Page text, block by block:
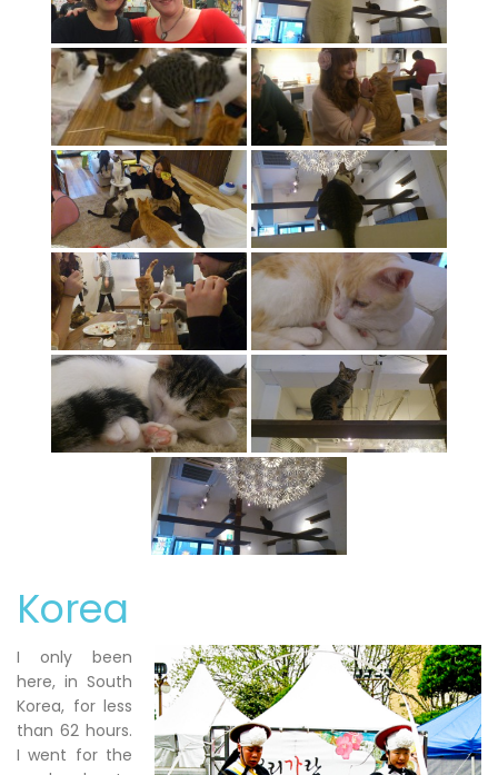
Korea
I only been
here, in South
Korea, for less
than 62 hours.
I went for the